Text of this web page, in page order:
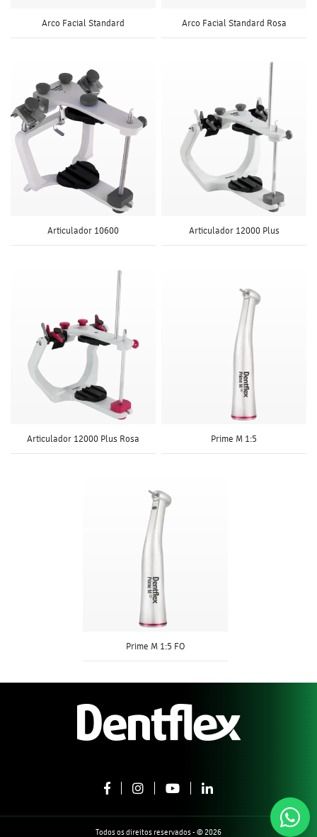
Arco Facial Standard Arco Facial Standard Rosa
Articulador 10600 Articulador 12000 Plus
Articulador 12000 Plus Rosa Prime M 1:5
Prime M 1:5 FO
Todos os direitos reservados - © 2026